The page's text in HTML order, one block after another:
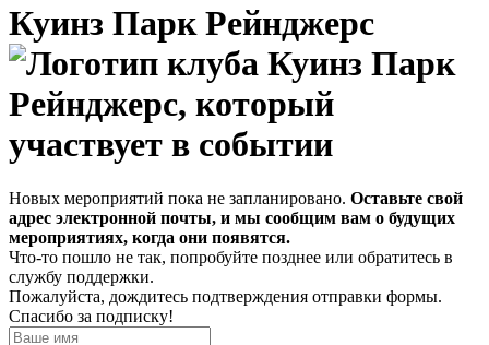
Куинз Парк Рейнджерс
Новых мероприятий пока не запланировано. Оставьте свой
адрес электронной почты, и мы сообщим вам о будущих
мероприятиях, когда они появятся.
Что-то пошло не так, попробуйте позднее или обратитесь в
службу поддержки.
Пожалуйста, дождитесь подтверждения отправки формы.
Спасибо за подписку!